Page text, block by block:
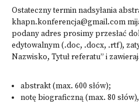
Ostateczny termin nadsyłania
khapn.konferencja@gmail.com
podany adres prosimy przesłać
edytowalnym (.doc, .docx, .rtf),
Nazwisko, Tytuł referatu” i
abstrakt (max. 600 słów);
notę biograficzną (max. 80